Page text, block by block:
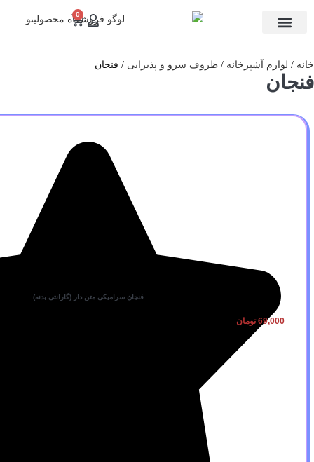
0
خانه لوازم آشپزخانه ظروف سرو و پذیرایی فنجان
فنجان
فنجان سرامیکی متن دار (گارانتی بدنه)
69,000 تومان